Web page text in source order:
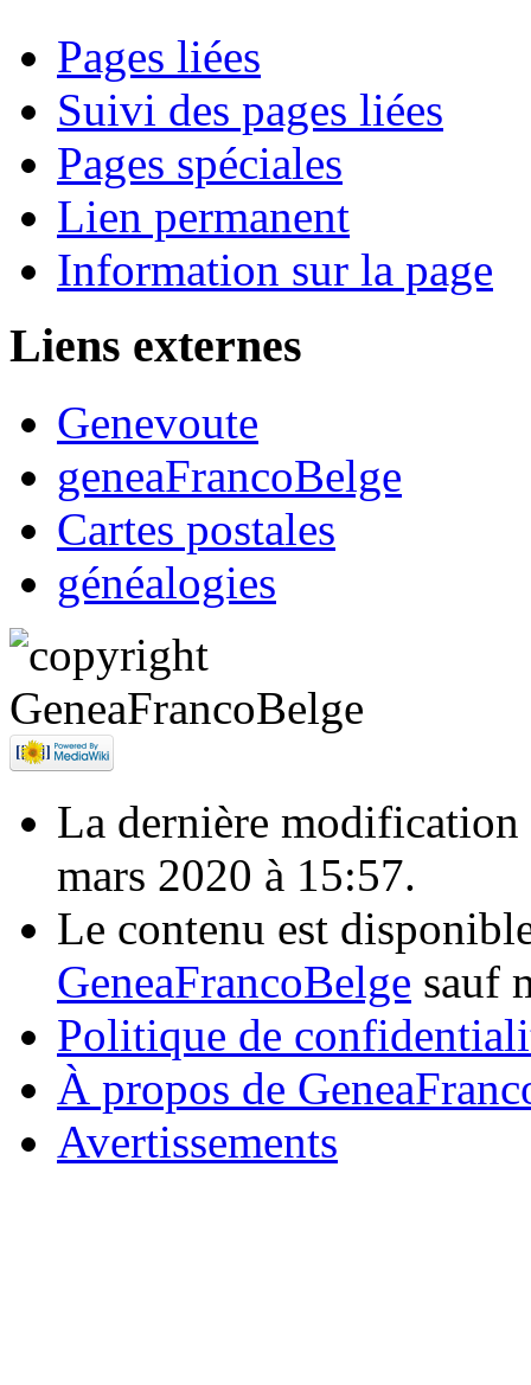
Pages liées
Suivi des pages liées
Pages spéciales
Lien permanent
Information sur la page
Liens externes
Genevoute
geneaFrancoBelge
Cartes postales
généalogies
La dernière modification
mars 2020 à 15:57.
Le contenu est
GeneaFrancoBelge sauf
Politique de
À propos de
Avertissements